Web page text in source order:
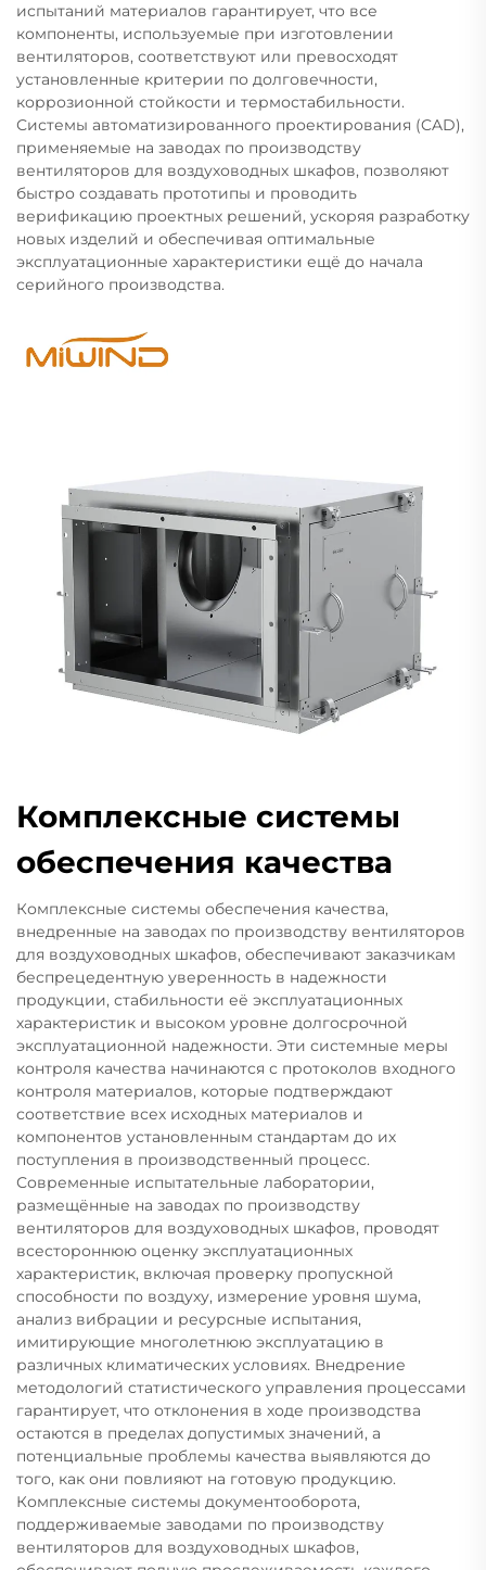
испытаний материалов гарантирует, что все
компоненты, используемые при изготовлении
вентиляторов, соответствуют или превосходят
установленные критерии по долговечности,
коррозионной стойкости и термостабильности.
Системы автоматизированного проектирования (CAD),
применяемые на заводах по производству
вентиляторов для воздуховодных шкафов, позволяют
быстро создавать прототипы и проводить
верификацию проектных решений, ускоряя разработку
новых изделий и обеспечивая оптимальные
эксплуатационные характеристики ещё до начала
серийного производства.
Комплексные системы
обеспечения качества
Комплексные системы обеспечения качества,
внедренные на заводах по производству вентиляторов
для воздуховодных шкафов, обеспечивают заказчикам
беспрецедентную уверенность в надежности
продукции, стабильности её эксплуатационных
характеристик и высоком уровне долгосрочной
эксплуатационной надежности. Эти системные меры
контроля качества начинаются с протоколов входного
контроля материалов, которые подтверждают
соответствие всех исходных материалов и
компонентов установленным стандартам до их
поступления в производственный процесс.
Современные испытательные лаборатории,
размещённые на заводах по производству
вентиляторов для воздуховодных шкафов, проводят
всестороннюю оценку эксплуатационных
характеристик, включая проверку пропускной
способности по воздуху, измерение уровня шума,
анализ вибрации и ресурсные испытания,
имитирующие многолетнюю эксплуатацию в
различных климатических условиях. Внедрение
методологий статистического управления процессами
гарантирует, что отклонения в ходе производства
остаются в пределах допустимых значений, а
потенциальные проблемы качества выявляются до
того, как они повлияют на готовую продукцию.
Комплексные системы документооборота,
поддерживаемые заводами по производству
вентиляторов для воздуховодных шкафов,